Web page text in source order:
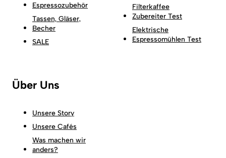
Espressozubehör
Tassen, Gläser,
Becher
SALE
Filterkaffee
Zubereiter Test
Elektrische
Espressomühlen Test
Über Uns
Unsere Story
Unsere Cafés
Was machen wir
anders?